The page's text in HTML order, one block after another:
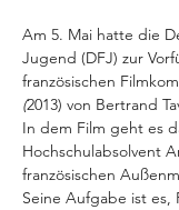
Am 5. Mai hatte die
Jugend (DFJ) zur
französischen
(2013) von Bertrand
In dem Film geht es
Hochschulabsolvent
französischen
Seine Aufgabe ist es,